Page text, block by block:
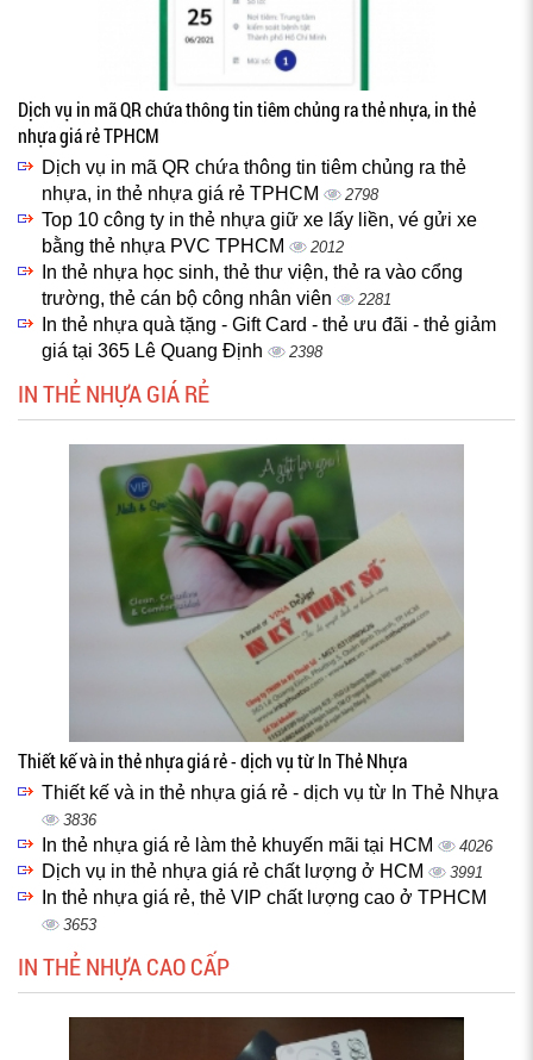
Dịch vụ in mã QR chứa thông tin tiêm chủng ra thẻ nhựa, in thẻ
nhựa giá rẻ TPHCM
Dịch vụ in mã QR chứa thông tin tiêm chủng ra thẻ
nhựa, in thẻ nhựa giá rẻ TPHCM
2798
Top 10 công ty in thẻ nhựa giữ xe lấy liền, vé gửi xe
bằng thẻ nhựa PVC TPHCM
2012
In thẻ nhựa học sinh, thẻ thư viện, thẻ ra vào cổng
trường, thẻ cán bộ công nhân viên
2281
In thẻ nhựa quà tặng - Gift Card - thẻ ưu đãi - thẻ giảm
giá tại 365 Lê Quang Định
2398
IN THẺ NHỰA GIÁ RẺ
Thiết kế và in thẻ nhựa giá rẻ - dịch vụ từ In Thẻ Nhựa
Thiết kế và in thẻ nhựa giá rẻ - dịch vụ từ In Thẻ Nhựa
3836
In thẻ nhựa giá rẻ làm thẻ khuyến mãi tại HCM 4026
Dịch vụ in thẻ nhựa giá rẻ chất lượng ở HCM 3991
In thẻ nhựa giá rẻ, thẻ VIP chất lượng cao ở TPHCM
3653
IN THẺ NHỰA CAO CẤP